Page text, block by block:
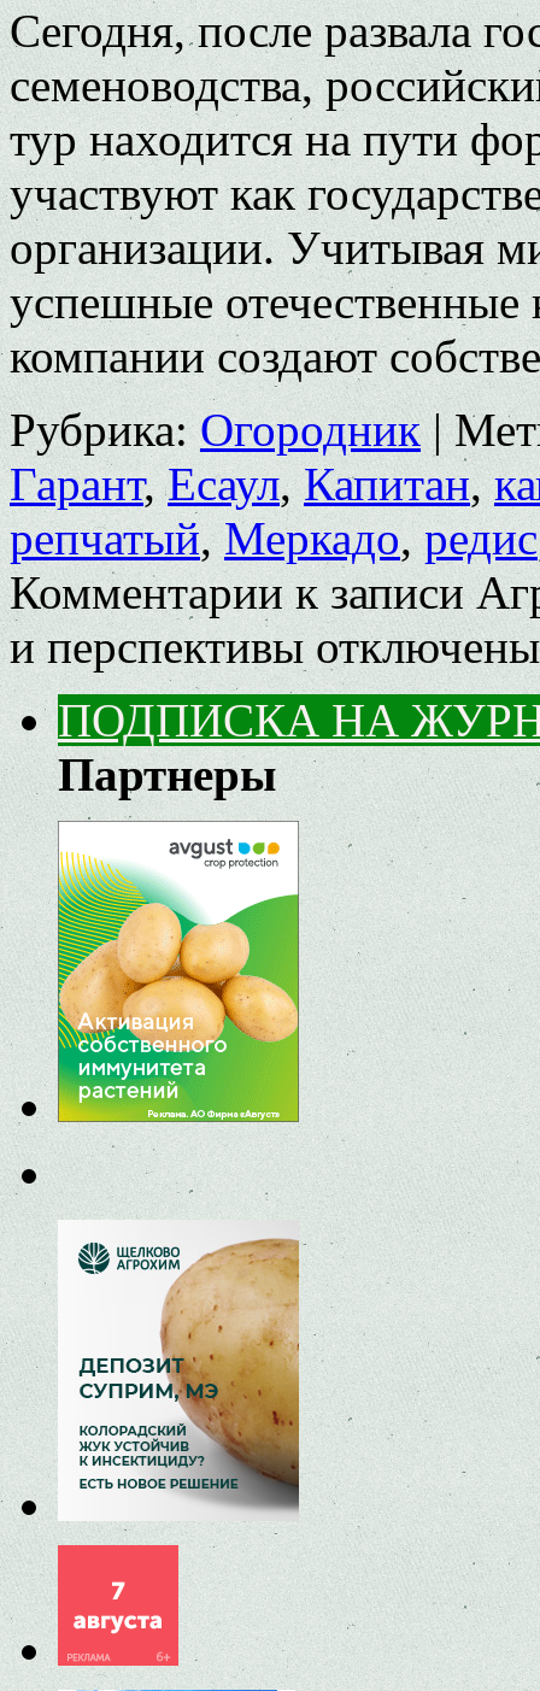
Сегодня, после развала
семеноводства,
тур находится на пути
участвуют как
организации. Учитывая
успешные
компании создают
Рубрика: Огородник |
Гарант,Есаул,Капитан,
репчатый,Меркадо,редис
Комментарии к записи
и перспективыотключены
ПОДПИСКА НА
Партнеры